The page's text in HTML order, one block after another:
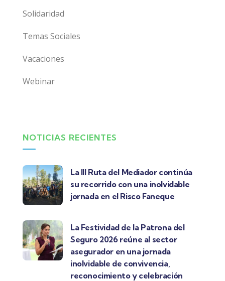
Solidaridad
Temas Sociales
Vacaciones
Webinar
NOTICIAS RECIENTES
La III Ruta del Mediador continúa
su recorrido con una inolvidable
jornada en el Risco Faneque
La Festividad de la Patrona del
Seguro 2026 reúne al sector
asegurador en una jornada
inolvidable de convivencia,
reconocimiento y celebración